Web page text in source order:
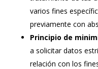
varios fines
previamente con
Principio de
a solicitar datos
relación con los